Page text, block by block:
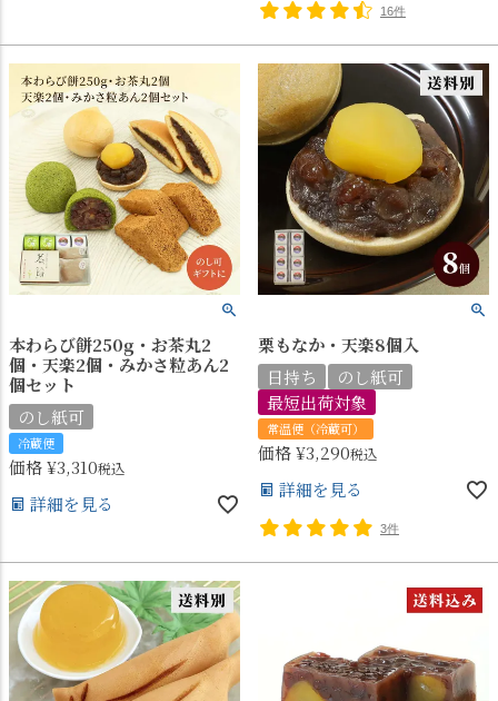
16件
本わらび餅250g・お茶丸2
個・天楽2個・みかさ粒あん2
個セット
のし紙可
冷蔵便
価格¥3,310税込
詳細を見る
栗もなか・天楽8個入
日持ち
のし紙可
最短出荷対象
常温便（冷蔵可）
価格¥3,290税込
詳細を見る
3件